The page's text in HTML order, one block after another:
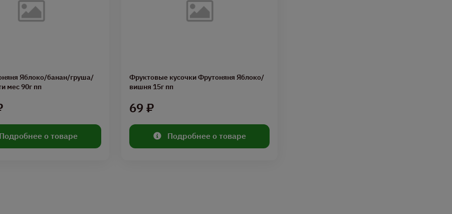
Яблоко/банан/груша/
мес 90г пп
Подробнее о товаре
Фруктовые кусочки Фрутоняня Яблоко/
вишня 15г пп
69 ₽
Подробнее о товаре